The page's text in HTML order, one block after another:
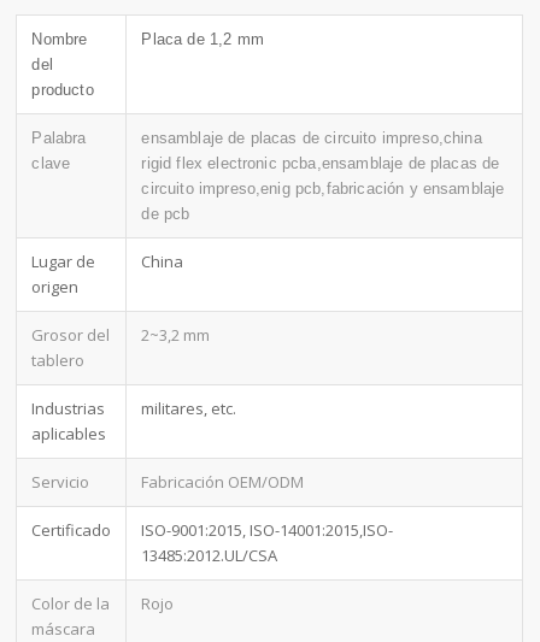
Nombre
del
producto
Placa de 1,2 mm
Palabra
clave
ensamblaje de placas de circuito impreso,china
rigid flex electronic pcba,ensamblaje de placas de
circuito impreso,enig pcb,fabricación y ensamblaje
de pcb
Lugar de
origen
China
Grosor del
tablero
2~3,2 mm
Industrias
aplicables
militares, etc.
Servicio Fabricación OEM/ODM
Certificado
ISO-9001:2015, ISO-14001:2015,ISO-
13485:2012.UL/CSA
Color de la
máscara
Rojo